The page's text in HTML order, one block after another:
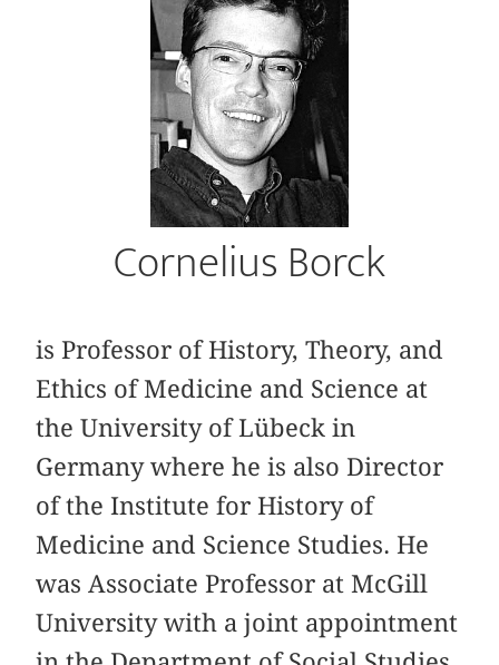
Cornelius Borck
is Professor of History, Theory, and
Ethics of Medicine and Science at
the University of Lübeck in
Germany where he is also Director
of the Institute for History of
Medicine and Science Studies. He
was Associate Professor at McGill
University with a joint appointment